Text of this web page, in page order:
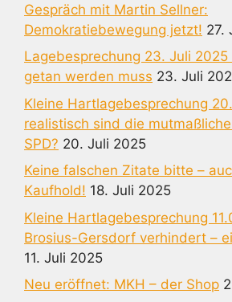
Gespräch mit Martin Sellner:
Demokratiebewegung jetzt! 27.
Lagebesprechung 23. Juli 2025
getan werden muss 23. Juli
Kleine Hartlagebesprechung
realistisch sind die
SPD? 20. Juli 2025
Keine falschen Zitate bitte –
Kaufhold! 18. Juli 2025
Kleine Hartlagebesprechung
Brosius-Gersdorf verhindert –
11. Juli 2025
Neu eröffnet: MKH – der Shop